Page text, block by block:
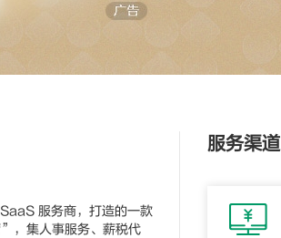
服务商，打造的一款
，集人事服务、薪税代
服务渠道